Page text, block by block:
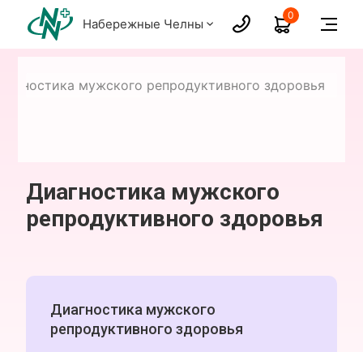
Набережные Челны
0
мужского репродуктивного здоровья
Диагностика мужского
репродуктивного здоровья
Диагностика мужского
репродуктивного здоровья